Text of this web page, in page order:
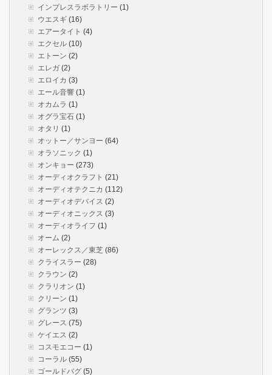
インプレスラボラトリー (1)
ウエスギ (16)
エアータイト (4)
エクセル (10)
エトーン (2)
エレガ (2)
エロイカ (3)
エール音響 (1)
オカムラ (1)
オグラ宝石 (1)
オタリ (1)
オットー／サンヨー (64)
オラソニック (1)
オンキョー (273)
オーディオクラフト (21)
オーディオテクニカ (112)
オーディオデバイス (2)
オーディオニックス (3)
オーディオライフ (1)
オーム (2)
オーレックス／東芝 (86)
クライスラー (28)
クラウン (2)
クラリオン (1)
クリーン (1)
グランツ (3)
グレース (75)
ケイエス (2)
コスモエコー (1)
コーラル (55)
ゴールドバグ (5)